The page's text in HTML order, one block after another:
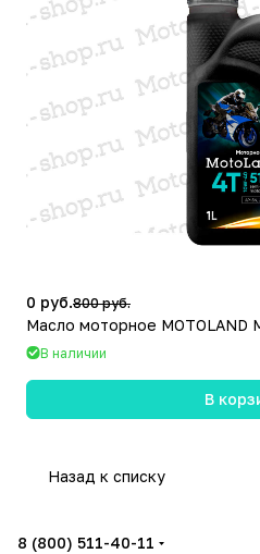
0 руб.800 руб.
Масло моторное MOTOLAND
В наличии
В
Назад к списку
8 (800) 511-40-11